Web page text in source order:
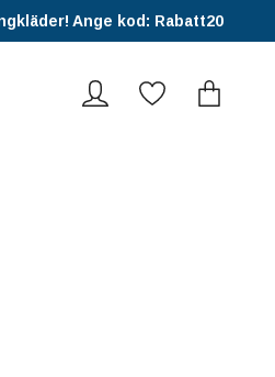
Ange kod: Rabatt20